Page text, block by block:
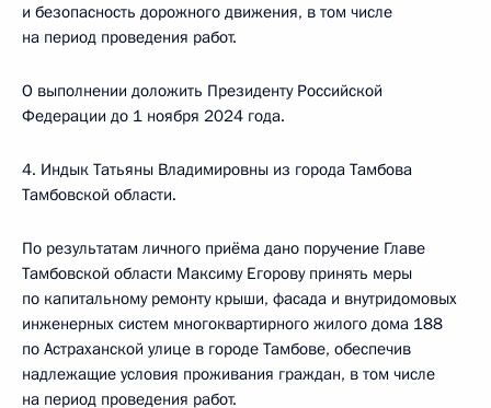
и безопасность дорожного движения, в том числе
на период проведения работ.
О выполнении доложить Президенту Российской
Федерации до 1 ноября 2024 года.
4. Индык Татьяны Владимировны из города Тамбова
Тамбовской области.
По результатам личного приёма дано поручение Главе
Тамбовской области Максиму Егорову принять меры
по капитальному ремонту крыши, фасада и внутридомовых
инженерных систем многоквартирного жилого дома 188
по Астраханской улице в городе Тамбове, обеспечив
надлежащие условия проживания граждан, в том числе
на период проведения работ.